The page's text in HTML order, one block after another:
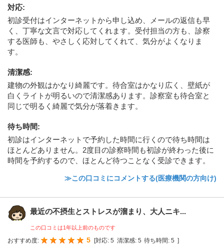
対応:
初診受付はインターネットから申し込め、メールの返信も早
く、丁寧な文言で対応してくれます。受付担当の方も、診察
する医師も、やさしく応対してくれて、気分がよくなりま
す。
清潔感:
建物の外観はかなり綺麗です。待合室はかなり広く、壁紙が
白くライトが明るいので清潔感あります。診察室も待合室と
同じで明るく綺麗で気分が落着きます。
待ち時間:
初診はインターネットで予約した時間に行くので待ち時間は
ほとんどありません。2度目の診察時間も初診が終わった後に
時間を予約するので、ほとんど待つことなく受診できます。
≫この口コミにコメントする(医療機関の方向け)
最近の不摂生とストレスが溜まり、大人ニキ...
この口コミは1年以上前のものです
おすすめ度: 5 [対応: 5 清潔感: 5 待ち時間: 5 ]